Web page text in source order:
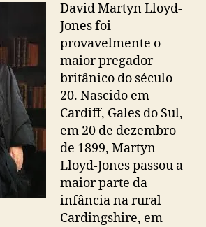
David Martyn Lloyd-
Jones foi
provavelmente o
maior pregador
britânico do século
20. Nascido em
Cardiff, Gales do Sul,
em 20 de dezembro
de 1899, Martyn
Lloyd-Jones passou a
maior parte da
infância na rural
Cardingshire, em